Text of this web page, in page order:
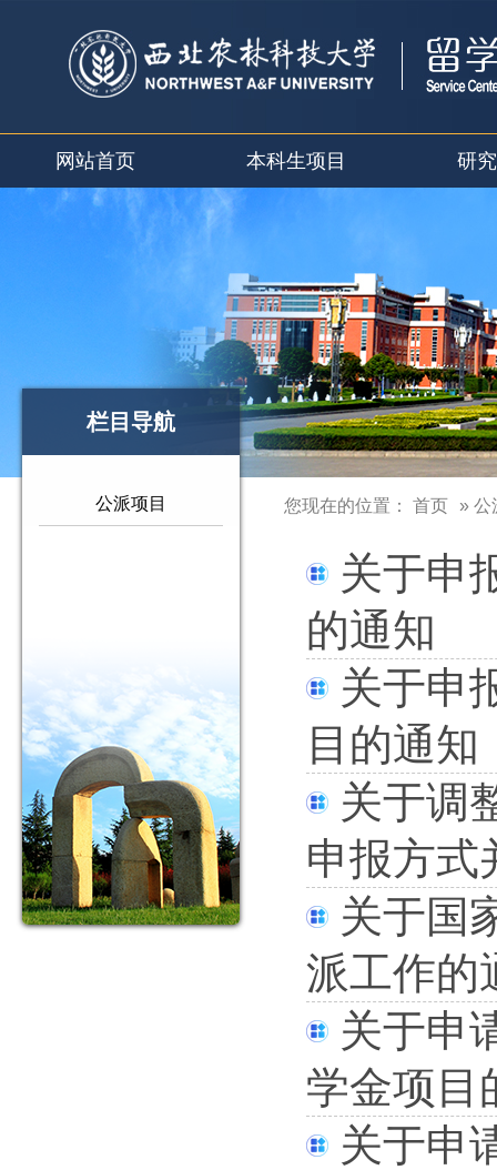
网站首页 本科生项目 研
栏目导航
公派项目 您现在的位置： 首页 » 公
关于申
的通知
关于申
目的通知
关于调
申报方式
关于国
派工作的
关于申
学金项目
关于申